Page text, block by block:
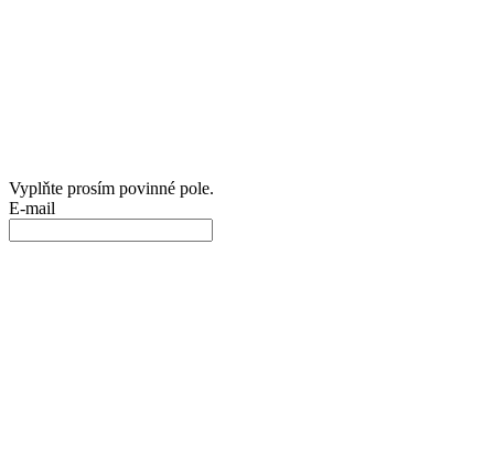
Vyplňte prosím povinné pole.
E-mail